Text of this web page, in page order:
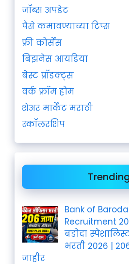
जॉब्स अपडेट
पैसे कमावण्याच्या टिप्स
फ्री कोर्सेस
बिझनेस आयडिया
बेस्ट प्रॉडक्ट्स
वर्क फ्रॉम होम
शेअर मार्केट मराठी
स्कॉलरशिप
Bank of Baroda
Recruitment
बडोदा
भरती 2026 |
जाहीर